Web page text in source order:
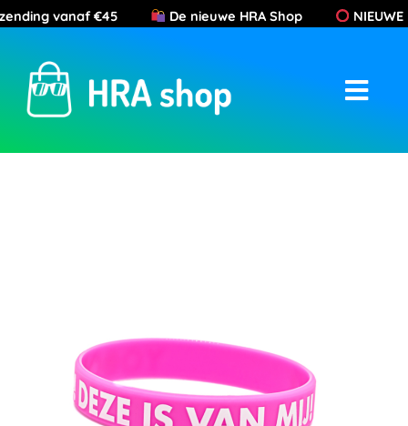
Ga
naar
inhoud
vanaf €45 De nieuwe HRA Shop NIEUWE